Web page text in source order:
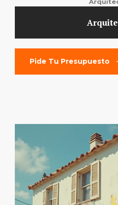
Pide Tu Presupuesto